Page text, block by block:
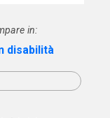
in:
disabilità